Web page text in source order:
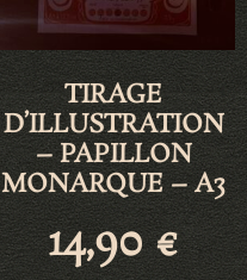
TIRAGE
D’ILLUSTRATION
– PAPILLON
MONARQUE – A3
14,90€